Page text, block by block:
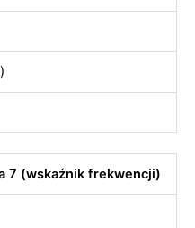
7 (wskaźnik frekwencji)